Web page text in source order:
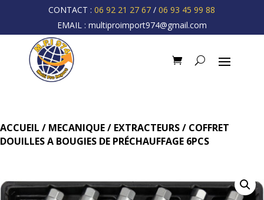
CONTACT :06 92 21 27 67 /06 93 45 99 88
EMAIL : multiproimport974@gmail.com
ACCUEIL / MECANIQUE/ EXTRACTEURS/ COFFRET
DOUILLES A BOUGIES DE PRÉCHAUFFAGE 6PCS